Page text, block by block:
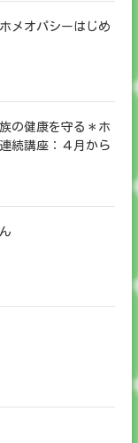
メオパシーはじめ
の健康を守る＊ホ
続講座：４月から